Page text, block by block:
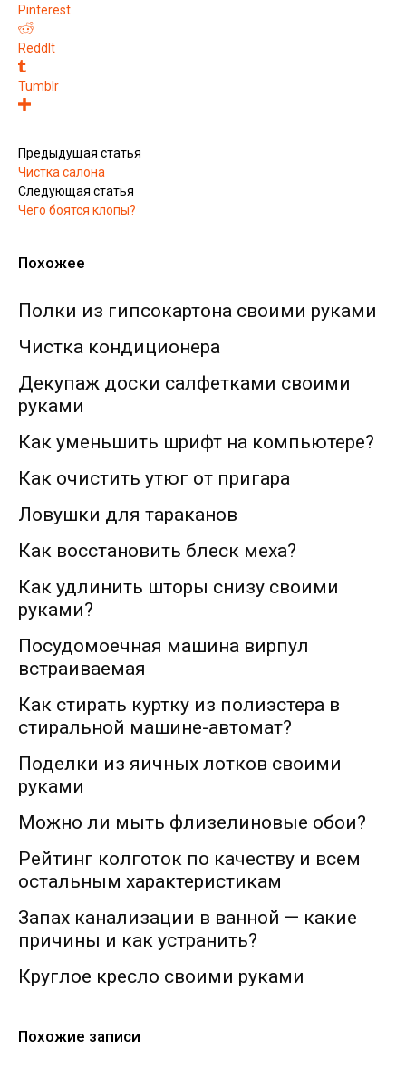
Pinterest
ReddIt
Tumblr
Предыдущая статья
Чистка салона
Следующая статья
Чего боятся клопы?
Похожее
Полки из гипсокартона своими руками
Чистка кондиционера
Декупаж доски салфетками своими
руками
Как уменьшить шрифт на компьютере?
Как очистить утюг от пригара
Ловушки для тараканов
Как восстановить блеск меха?
Как удлинить шторы снизу своими
руками?
Посудомоечная машина вирпул
встраиваемая
Как стирать куртку из полиэстера в
стиральной машине-автомат?
Поделки из яичных лотков своими
руками
Можно ли мыть флизелиновые обои?
Рейтинг колготок по качеству и всем
остальным характеристикам
Запах канализации в ванной — какие
причины и как устранить?
Круглое кресло своими руками
Похожие записи